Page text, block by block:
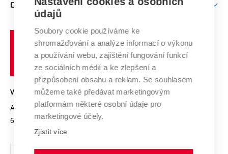
E-přihláška
Doktorské studium
Podpora podnikání
Systém zajišťování kvality výzkumu
Výzkumné infrastruktury
Transfer znalostí
Open Science
Projekty
Projekty ze strukturálních fondů
Specifický výzkum
Zahraniční spolupráce
Spolupráce se školami
Mezinárodní dohody
Univerzitní sítě
O UNIVERZITĚ
Profil univerzity
Udržitelná univerzita
Podnikavá univerzita / ContriBUTe
Bezpečná univerzita
Vyznamenání
Organizační struktura
učení
technické
Brně
VYSOKÉ UČENÍ TECHNICKÉ V BRNĚ
Antonínská 548/1
602 00 Brno
www.vut.cz
vut@vutbr.cz
údajů
Soubory cookie používáme ke
shromažďování a analýze informací o výkonu
a používání webu, zajištění fungování funkcí
ze sociálních médií a ke zlepšení a
přizpůsobení obsahu a reklam. Se souhlasem
můžeme také předávat marketingovým
platformám některé osobní údaje pro
marketingové účely.
Zjistit více